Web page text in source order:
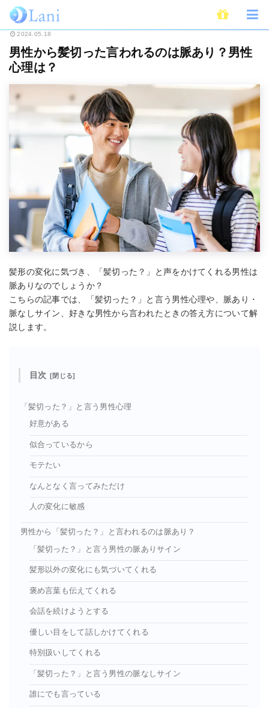
ホーム 恋愛 男性から髪切った言われるのは脈あり？男性心理は？
2024.05.18
男性から髪切った言われるのは脈あり？男性
心理は？
髪形の変化に気づき、「髪切った？」と声をかけてくれる男性は
脈ありなのでしょうか？
こちらの記事では、「髪切った？」と言う男性心理や、脈あり・
脈なしサイン、好きな男性から言われたときの答え方について解
説します。
目次
「髪切った？」と言う男性心理
好意がある
似合っているから
モテたい
なんとなく言ってみただけ
人の変化に敏感
男性から「髪切った？」と言われるのは脈あり？
「髪切った？」と言う男性の脈ありサイン
髪形以外の変化にも気づいてくれる
褒め言葉も伝えてくれる
会話を続けようとする
優しい目をして話しかけてくれる
特別扱いしてくれる
「髪切った？」と言う男性の脈なしサイン
誰にでも言っている